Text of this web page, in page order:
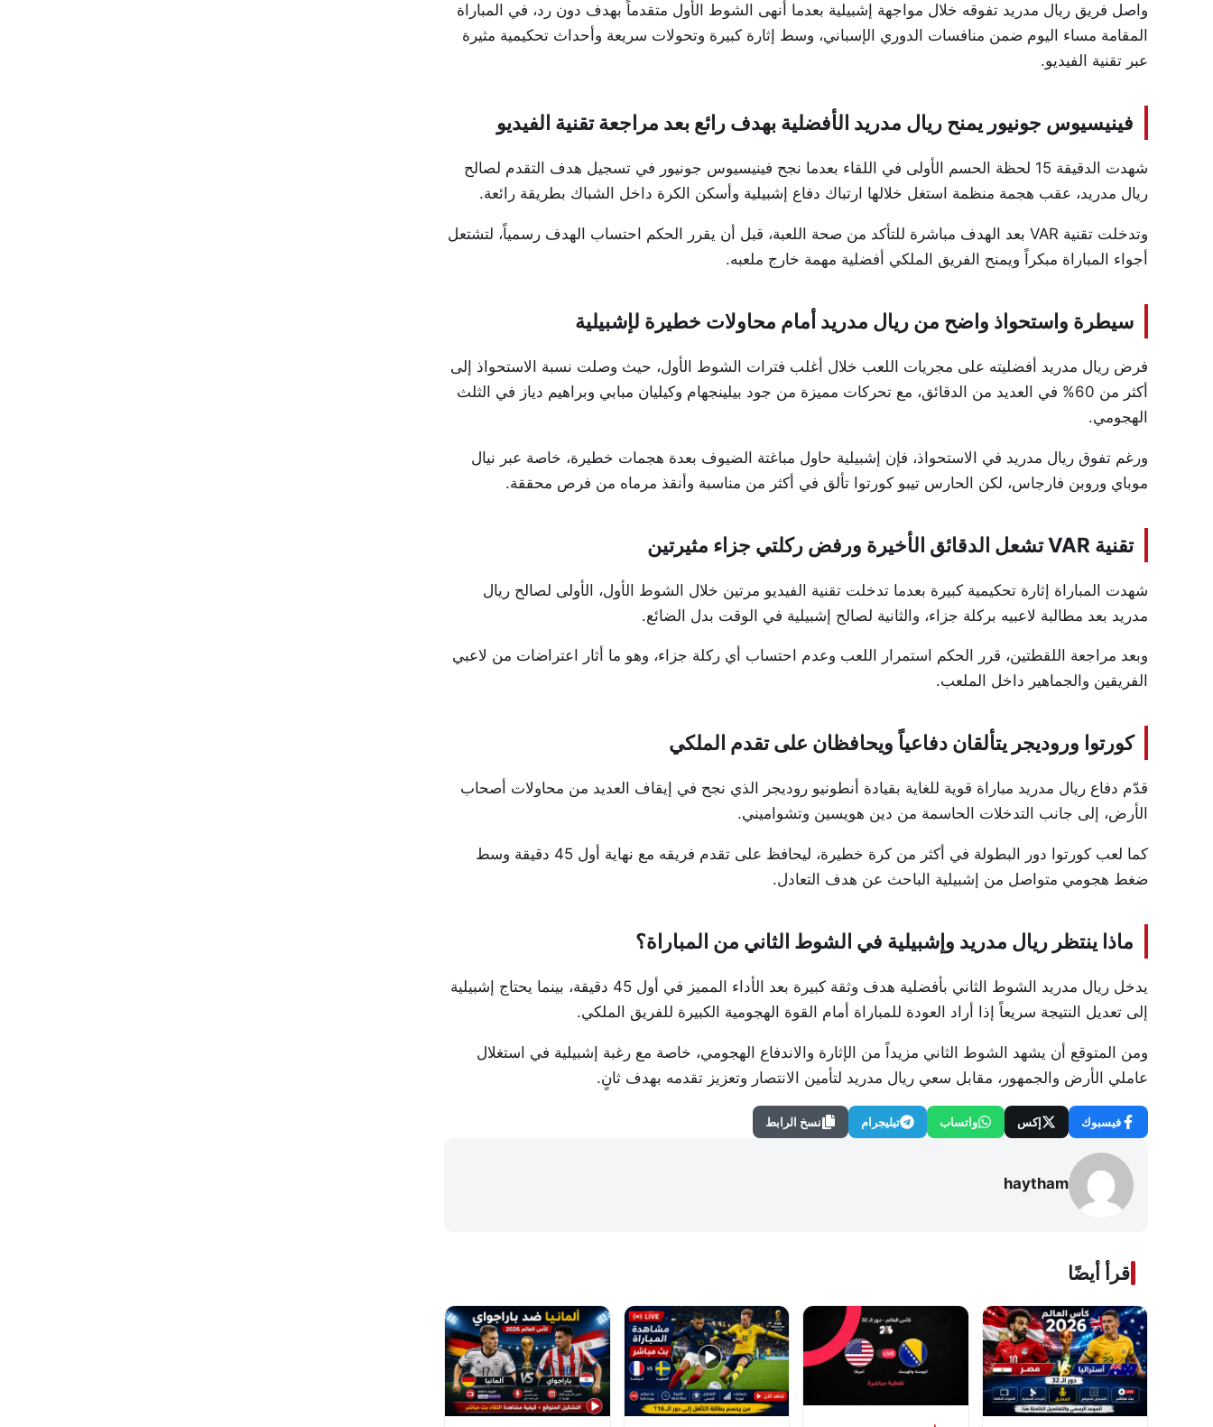
واصل فريق ريال مدريد تفوقه خلال مواجهة إشبيلية بعدما أنهى الشوط الأول متقدماً بهدف دون رد، في المباراة
المقامة مساء اليوم ضمن منافسات الدوري الإسباني، وسط إثارة كبيرة وتحولات سريعة وأحداث تحكيمية مثيرة
عبر تقنية الفيديو.
فينيسيوس جونيور يمنح ريال مدريد الأفضلية بهدف رائع بعد مراجعة تقنية الفيديو
شهدت الدقيقة 15 لحظة الحسم الأولى في اللقاء بعدما نجح فينيسيوس جونيور في تسجيل هدف التقدم لصالح
ريال مدريد، عقب هجمة منظمة استغل خلالها ارتباك دفاع إشبيلية وأسكن الكرة داخل الشباك بطريقة رائعة.
وتدخلت تقنية VAR بعد الهدف مباشرة للتأكد من صحة اللعبة، قبل أن يقرر الحكم احتساب الهدف رسمياً، لتشتعل
أجواء المباراة مبكراً ويمنح الفريق الملكي أفضلية مهمة خارج ملعبه.
سيطرة واستحواذ واضح من ريال مدريد أمام محاولات خطيرة لإشبيلية
فرض ريال مدريد أفضليته على مجريات اللعب خلال أغلب فترات الشوط الأول، حيث وصلت نسبة الاستحواذ إلى
أكثر من 60% في العديد من الدقائق، مع تحركات مميزة من جود بيلينجهام وكيليان مبابي وبراهيم دياز في الثلث
الهجومي.
ورغم تفوق ريال مدريد في الاستحواذ، فإن إشبيلية حاول مباغتة الضيوف بعدة هجمات خطيرة، خاصة عبر نيال
موباي وروبن فارجاس، لكن الحارس تيبو كورتوا تألق في أكثر من مناسبة وأنقذ مرماه من فرص محققة.
تقنية VAR تشعل الدقائق الأخيرة ورفض ركلتي جزاء مثيرتين
شهدت المباراة إثارة تحكيمية كبيرة بعدما تدخلت تقنية الفيديو مرتين خلال الشوط الأول، الأولى لصالح ريال
مدريد بعد مطالبة لاعبيه بركلة جزاء، والثانية لصالح إشبيلية في الوقت بدل الضائع.
وبعد مراجعة اللقطتين، قرر الحكم استمرار اللعب وعدم احتساب أي ركلة جزاء، وهو ما أثار اعتراضات من لاعبي
الفريقين والجماهير داخل الملعب.
كورتوا وروديجر يتألقان دفاعياً ويحافظان على تقدم الملكي
قدّم دفاع ريال مدريد مباراة قوية للغاية بقيادة أنطونيو روديجر الذي نجح في إيقاف العديد من محاولات أصحاب
الأرض، إلى جانب التدخلات الحاسمة من دين هويسين وتشواميني.
كما لعب كورتوا دور البطولة في أكثر من كرة خطيرة، ليحافظ على تقدم فريقه مع نهاية أول 45 دقيقة وسط
ضغط هجومي متواصل من إشبيلية الباحث عن هدف التعادل.
ماذا ينتظر ريال مدريد وإشبيلية في الشوط الثاني من المباراة؟
يدخل ريال مدريد الشوط الثاني بأفضلية هدف وثقة كبيرة بعد الأداء المميز في أول 45 دقيقة، بينما يحتاج إشبيلية
إلى تعديل النتيجة سريعاً إذا أراد العودة للمباراة أمام القوة الهجومية الكبيرة للفريق الملكي.
ومن المتوقع أن يشهد الشوط الثاني مزيداً من الإثارة والاندفاع الهجومي، خاصة مع رغبة إشبيلية في استغلال
عاملي الأرض والجمهور، مقابل سعي ريال مدريد لتأمين الانتصار وتعزيز تقدمه بهدف ثانٍ.
فيسبوك إكس واتساب تيليجرام نسخ الرابط
haytham
اقرأ أيضًا